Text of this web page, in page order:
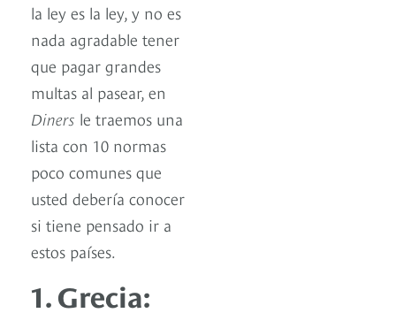
la ley es la ley, y no es
nada agradable tener
que pagar grandes
multas al pasear, en
Diners le traemos una
lista con 10 normas
poco comunes que
usted debería conocer
si tiene pensado ir a
estos países.
1. Grecia: